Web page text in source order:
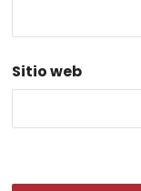
Sitio web